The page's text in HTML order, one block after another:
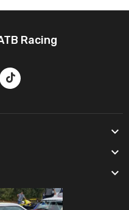
Racing


